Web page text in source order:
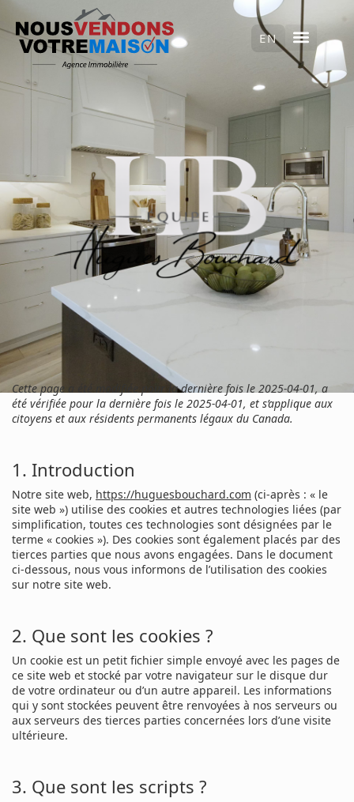
ENGLISH
Cette page a été modifiée pour la dernière fois le 2025-04-01, a
été vérifiée pour la dernière fois le 2025-04-01, et s’applique aux
citoyens et aux résidents permanents légaux du Canada.
1. Introduction
Notre site web, https://huguesbouchard.com (ci-après : « le
site web ») utilise des cookies et autres technologies liées (par
simplification, toutes ces technologies sont désignées par le
terme « cookies »). Des cookies sont également placés par des
tierces parties que nous avons engagées. Dans le document
ci-dessous, nous vous informons de l’utilisation des cookies
sur notre site web.
2. Que sont les cookies ?
Un cookie est un petit fichier simple envoyé avec les pages de
ce site web et stocké par votre navigateur sur le disque dur
de votre ordinateur ou d’un autre appareil. Les informations
qui y sont stockées peuvent être renvoyées à nos serveurs ou
aux serveurs des tierces parties concernées lors d’une visite
ultérieure.
3. Que sont les scripts ?